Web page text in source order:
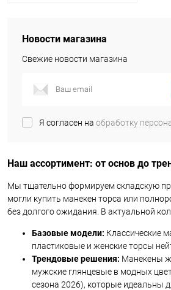
Новости магазина
Свежие новости магазина
Я согласен на обработку
Наш ассортимент: от основ до
Мы тщательно формируем складскую
могли купить манекен торса или
без долгого ожидания. В актуальной
Базовые модели: Классические
пластиковые и женские торсы
Трендовые решения: Манекены
мужские глянцевые в модных
сезона 2026), которые идеальны